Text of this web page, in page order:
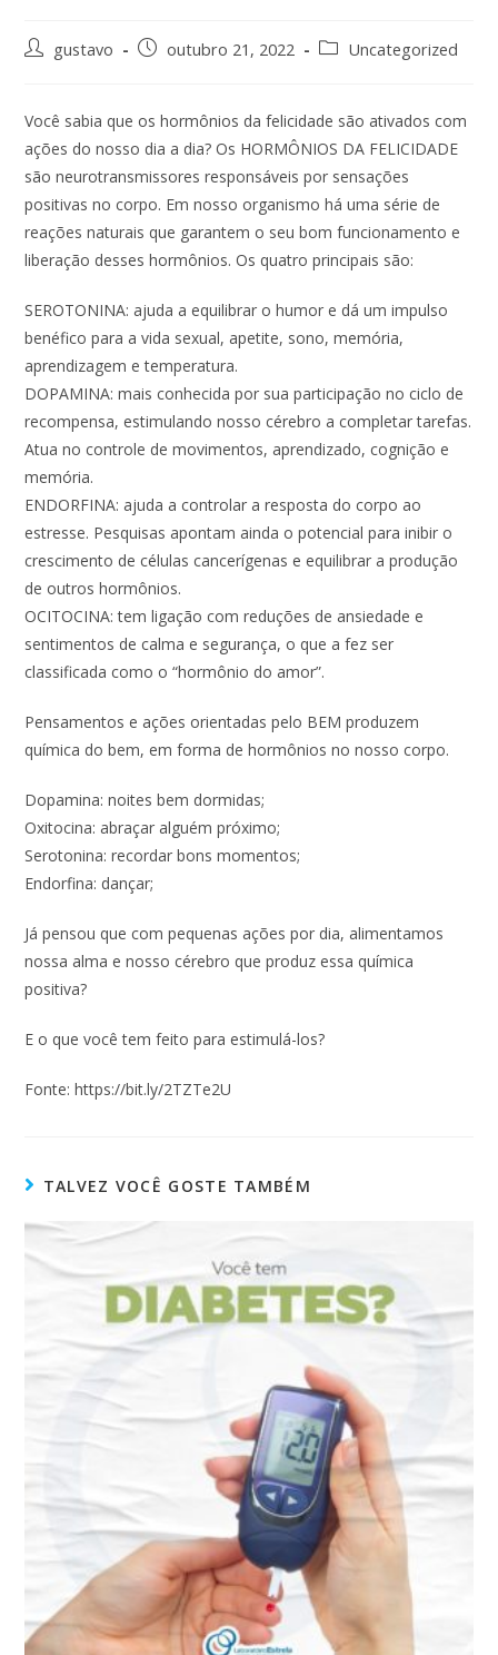
gustavo outubro 21, 2022 Uncategorized
Você sabia que os hormônios da felicidade são ativados com
ações do nosso dia a dia? Os HORMÔNIOS DA FELICIDADE
são neurotransmissores responsáveis por sensações
positivas no corpo. Em nosso organismo há uma série de
reações naturais que garantem o seu bom funcionamento e
liberação desses hormônios. Os quatro principais são:
SEROTONINA: ajuda a equilibrar o humor e dá um impulso
benéfico para a vida sexual, apetite, sono, memória,
aprendizagem e temperatura.
DOPAMINA: mais conhecida por sua participação no ciclo de
recompensa, estimulando nosso cérebro a completar tarefas.
Atua no controle de movimentos, aprendizado, cognição e
memória.
ENDORFINA: ajuda a controlar a resposta do corpo ao
estresse. Pesquisas apontam ainda o potencial para inibir o
crescimento de células cancerígenas e equilibrar a produção
de outros hormônios.
OCITOCINA: tem ligação com reduções de ansiedade e
sentimentos de calma e segurança, o que a fez ser
classificada como o “hormônio do amor”.
Pensamentos e ações orientadas pelo BEM produzem
química do bem, em forma de hormônios no nosso corpo.
Dopamina: noites bem dormidas;
Oxitocina: abraçar alguém próximo;
Serotonina: recordar bons momentos;
Endorfina: dançar;
Já pensou que com pequenas ações por dia, alimentamos
nossa alma e nosso cérebro que produz essa química
positiva?
E o que você tem feito para estimulá-los?
Fonte: https://bit.ly/2TZTe2U
TALVEZ VOCÊ GOSTE TAMBÉM